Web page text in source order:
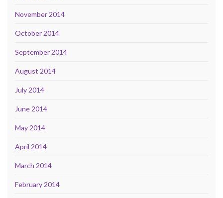
November 2014
October 2014
September 2014
August 2014
July 2014
June 2014
May 2014
April 2014
March 2014
February 2014